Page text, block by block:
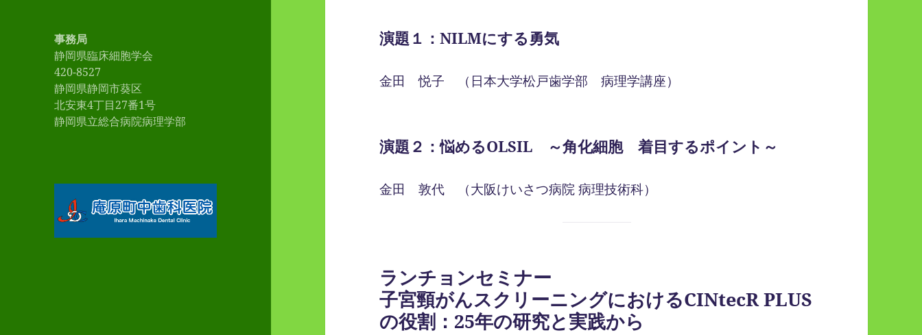
事務局
静岡県臨床細胞学会
420-8527
静岡県静岡市葵区
北安東4丁目27番1号
静岡県立総合病院病理学部
演題１：NILMにする勇気
金田 悦子 （日本大学松戸歯学部 病理学講座）
演題２：悩めるOLSIL ～角化細胞 着目するポイント～
金田 敦代 （大阪けいさつ病院 病理技術科）
ランチョンセミナー
子宮頸がんスクリーニングにおけるCINtecR PLUS
の役割：25年の研究と実践から